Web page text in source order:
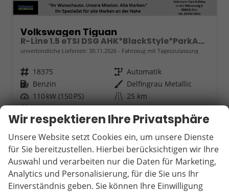
Volkswagen Tiguan
R-Line 1.5 eTSI DSG AHK*BlackStyle*ParkAsstPro*360° Kamera*Android Auto*Navi*SHZ*Matrix*HUD
unverbindliche Lieferzeit: 30.11.2026 Fahrzeug mit Tageszulassung
Fahrzeugnr. 18375 Getriebe Automatik
Kraftstoff Benzin Außenfarbe Delfingrau Metallic
Leistung 110 kW (150 PS) Kilometerstand 25 km
01.08.2026
44.890,– €
incl. 19% MwSt.
Verbrauch kombiniert:6,30 l/100km
CO2-Klasse: E
CO2-Emissionen:143,00 g/km
Wir respektieren Ihre Privatsphäre
Unsere Website setzt Cookies ein, um unsere Dienste
für Sie bereitzustellen. Hierbei berücksichtigen wir Ihre
Auswahl und verarbeiten nur die Daten für Marketing,
Analytics und Personalisierung, für die Sie uns Ihr
Einverständnis geben. Sie können Ihre Einwilligung